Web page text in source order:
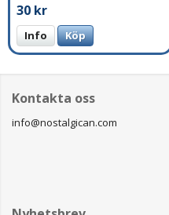
30 kr
Info Köp
Kontakta oss
info@nostalgican.com